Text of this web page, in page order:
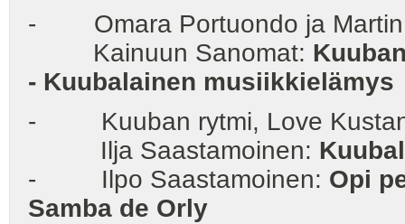
- Omara Portuondo ja Martin
Kainuun Sanomat:
- Kuubalainen musiikkielämys
- Kuuban rytmi, Love
Ilja Saastamoinen:
- Ilpo Saastamoinen: Opi
Samba de Orly